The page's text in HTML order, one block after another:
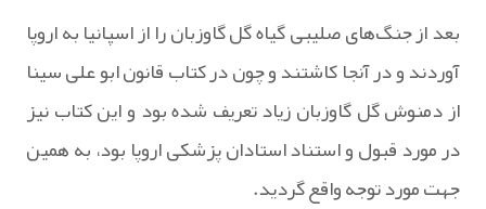
بعد از جنگ‌های صلیبی گیاه گل گاوزبان را از اسپانیا به اروپا
آوردند و در آنجا کاشتند و چون در کتاب قانون ابو علی سینا
از دمنوش گل گاوزبان زیاد تعریف شده بود و این کتاب نیز
در مورد قبول و استناد استادان پزشکی اروپا بود، به همین
جهت مورد توجه واقع گردید.